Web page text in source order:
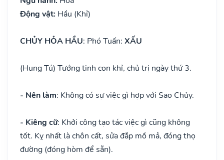
Động vật: Hầu (Khỉ)
CHỦY HỎA HẦU: Phó Tuấn: XẤU
(Hung Tú) Tướng tinh con khỉ, chủ trị ngày thứ 3.
- Nên làm: Không có sự việc gì hợp với Sao Chủy.
- Kiêng cữ: Khởi công tạo tác việc gì cũng không
tốt. Kỵ nhất là chôn cất, sửa đắp mồ mả, đóng thọ
đường (đóng hòm để sẵn).